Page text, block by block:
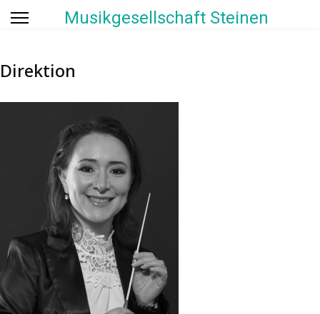
Musikgesellschaft Steinen
Direktion